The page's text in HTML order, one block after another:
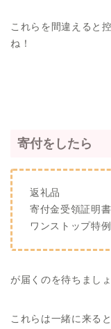
これらを間違えると
ね！
寄付をしたら
返礼品
寄付金受領証明書
ワンストップ特
が届くのを待ちましょ
これらは一緒に来る